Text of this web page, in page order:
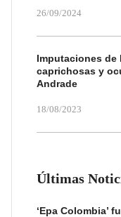
26/09/2024
Imputaciones de
caprichosas y
Andrade
18/08/2023
Últimas
‘Epa Colombia’